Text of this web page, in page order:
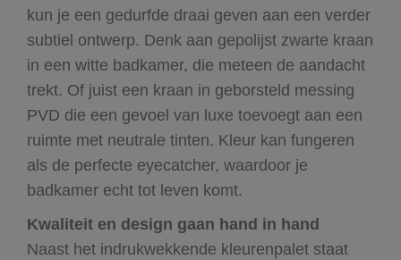
kun je een gedurfde draai geven aan een verder
subtiel ontwerp. Denk aan gepolijst zwarte kraan
in een witte badkamer, die meteen de aandacht
trekt. Of juist een kraan in geborsteld messing
PVD die een gevoel van luxe toevoegt aan een
ruimte met neutrale tinten. Kleur kan fungeren
als de perfecte eyecatcher, waardoor je
badkamer echt tot leven komt.
Kwaliteit en design gaan hand in hand
Naast het indrukwekkende kleurenpalet staat